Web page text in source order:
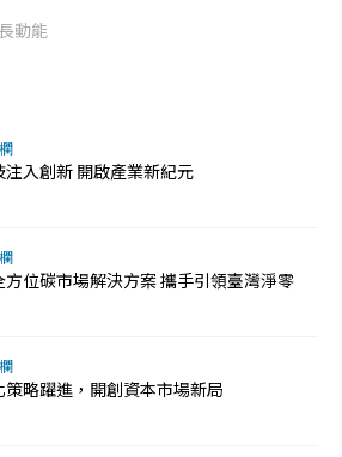
動能
為科技注入創新 開啟產業新紀元
方位碳市場解決方案 攜手引領臺灣淨零
策略躍進，開創資本市場新局